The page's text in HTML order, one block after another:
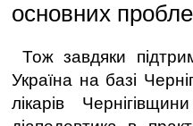
основних
Тож завдяки
Україна на базі
лікарів